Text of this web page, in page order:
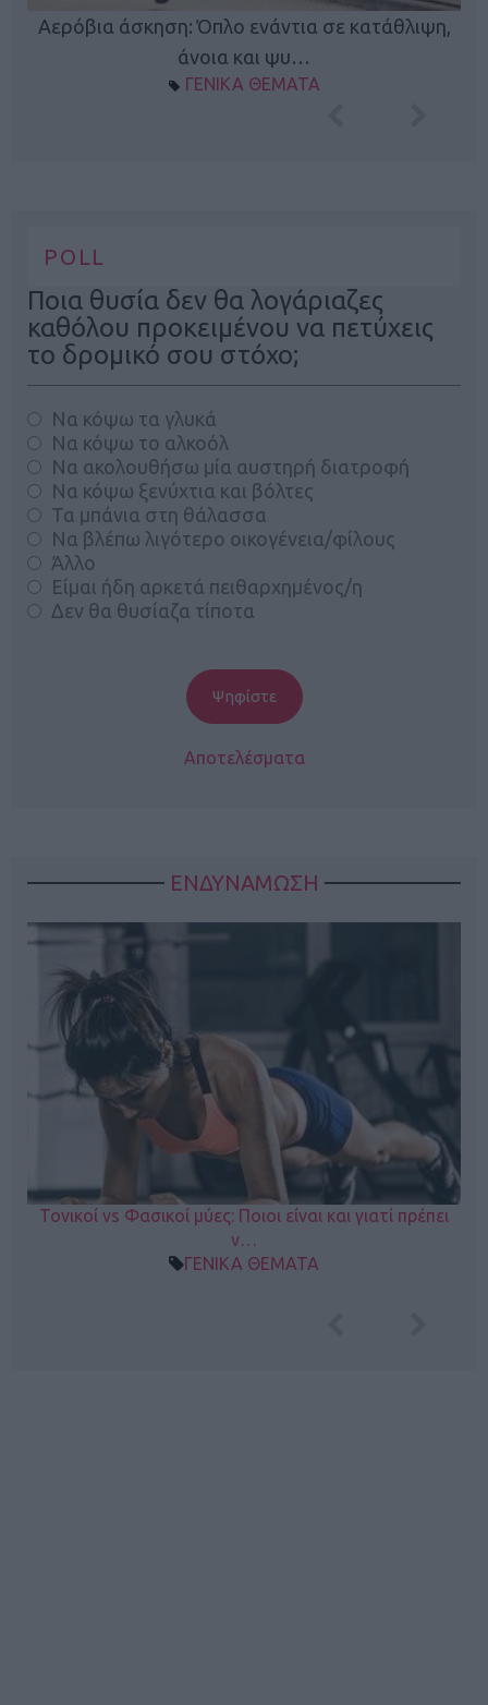
Αερόβια άσκηση: Όπλο ενάντια σε κατάθλιψη,
άνοια και ψυ…
ΓΕΝΙΚΑ ΘΕΜΑΤΑ
POLL
Ποια θυσία δεν θα λογάριαζες
καθόλου προκειμένου να πετύχεις
το δρομικό σου στόχο;
Να κόψω τα γλυκά
Να κόψω το αλκοόλ
Να ακολουθήσω μία αυστηρή διατροφή
Να κόψω ξενύχτια και βόλτες
Τα μπάνια στη θάλασσα
Να βλέπω λιγότερο οικογένεια/φίλους
Άλλο
Είμαι ήδη αρκετά πειθαρχημένος/η
Δεν θα θυσίαζα τίποτα
Αποτελέσματα
ΕΝΔΥΝΑΜΩΣΗ
Τονικοί vs Φασικοί μύες: Ποιοι είναι και γιατί πρέπει
ν…
ΓΕΝΙΚΑ ΘΕΜΑΤΑ